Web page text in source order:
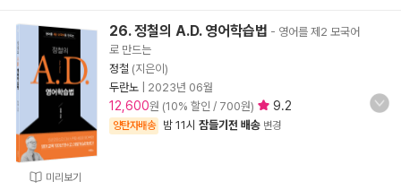
미리보기
26. 정철의 A.D. 영어학습법 - 영어를 제2 모국어
로 만드는
정철 (지은이)
두란노
2023년 06월
12,600원 (10% 할인 / 700원) 9.2
양탄자배송 밤 11시 잠들기전 배송 변경